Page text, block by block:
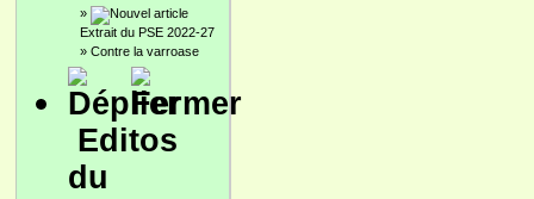
»
Extrait du PSE 2022-27
» Contre la varroase
Editos
du